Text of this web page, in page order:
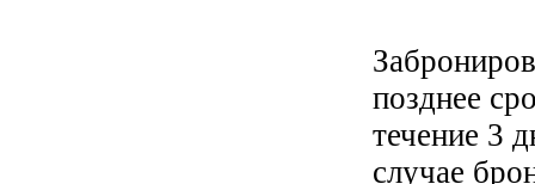
позднее
течение 3
случае